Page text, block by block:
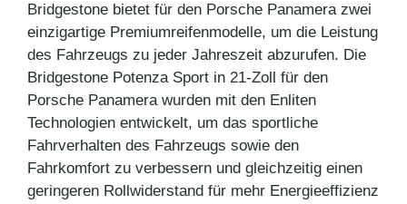
Bridgestone bietet für den Porsche Panamera zwei
einzigartige Premiumreifenmodelle, um die Leistung
des Fahrzeugs zu jeder Jahreszeit abzurufen. Die
Bridgestone Potenza Sport in 21-Zoll für den
Porsche Panamera wurden mit den Enliten
Technologien entwickelt, um das sportliche
Fahrverhalten des Fahrzeugs sowie den
Fahrkomfort zu verbessern und gleichzeitig einen
geringeren Rollwiderstand für mehr Energieeffizienz